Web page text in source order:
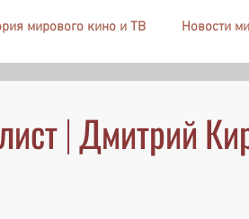
мирового кино и ТВ Новости
| Дмитрий